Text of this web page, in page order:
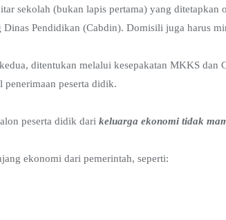
sekolah (bukan lapis pertama) yang ditetapkan
Pendidikan (Cabdin). Domisili juga harus
ditentukan melalui kesepakatan MKKS dan
peserta didik.
peserta didik dari keluarga ekonomi tidak
ekonomi dari pemerintah, seperti: